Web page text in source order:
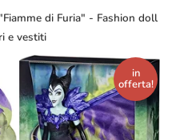
di Furia" - Fashion doll
e vestiti
in
offerta!